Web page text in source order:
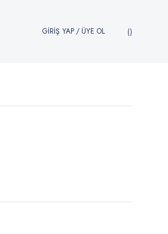
GİRİŞ YAP/ ÜYE OL